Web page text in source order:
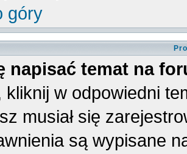
góry
napisać temat na
kliknij w odpowiedni
musiał się
są wypisane